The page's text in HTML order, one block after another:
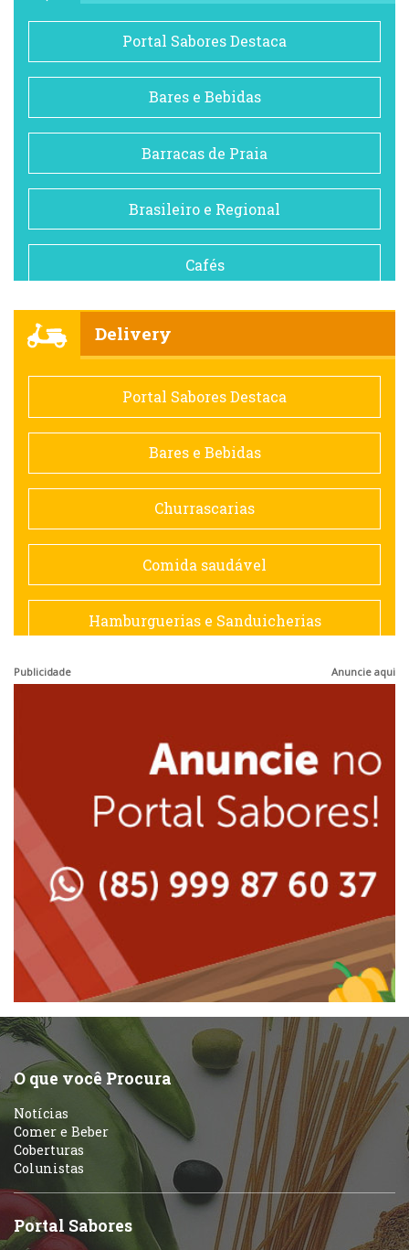
Portal Sabores Destaca
Bares e Bebidas
Barracas de Praia
Brasileiro e Regional
Cafés
Comida saudável
Contemporânea
Doceria
Espanhola
Francesa
Japonesa e Oriental
Lanchonetes
Massas
Peixes e Frutos do Mar
Pizzarias
Portuguesa
Self-service
Sobremesas e sorvetes
Delivery
Portal Sabores Destaca
Bares e Bebidas
Churrascarias
Comida saudável
Hamburguerias e Sanduicherias
Peixes e Frutos do Mar
Pizzarias
Sobremesas e sorvetes
Variados
Publicidade Anuncie aqui
O que você Procura
Notícias
Comer e Beber
Coberturas
Colunistas
Portal Sabores